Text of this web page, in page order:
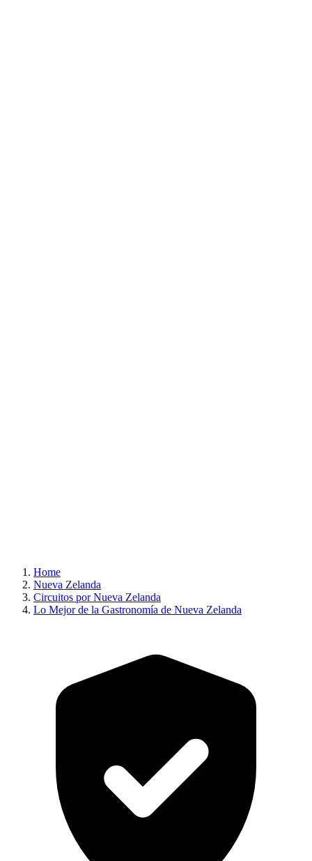
Home
Nueva Zelanda
Circuitos por Nueva Zelanda
Lo Mejor de la Gastronomía de Nueva Zelanda